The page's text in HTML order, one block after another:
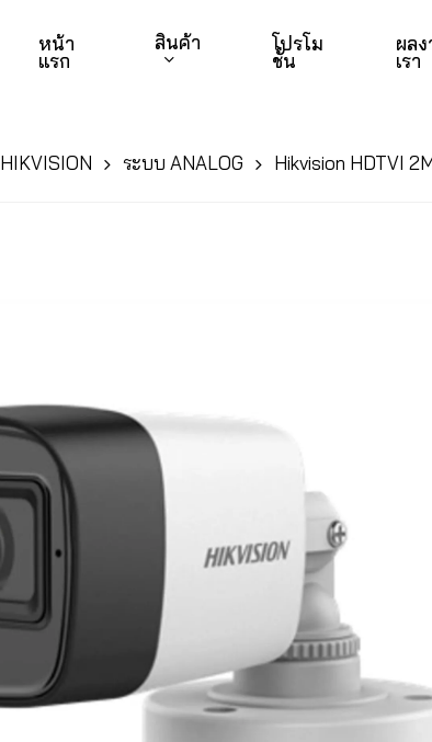
หน้า
แรก
สินค้า โปรโม
ชั่น
ผล
เรา
HIKVISION ระบบ ANALOG Hikvision HDTVI